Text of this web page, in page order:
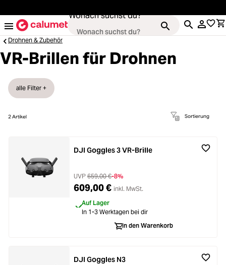
Wonach suchst du?
Kameras
Loading...
Loading...
Stative & Gimbals
Taschen
Licht & Studio
Drohnen & Zubehör
VR-Brillen für Drohnen
2Artikel Sortierung
alle Filter +
DJI Goggles 3 VR-Brille
UVP 659,00 €-8%
609,00 € inkl. MwSt.
Auf Lager
In 1-3 Werktagen bei dir
In den Warenkorb
DJI Goggles N3